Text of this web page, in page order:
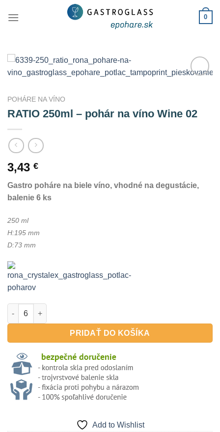
0
POHÁRE NA VÍNO
RATIO 250ml – pohár na víno Wine 02
3,43 €
Gastro poháre na biele víno, vhodné na degustácie,
balenie 6 ks
250 ml
H:195 mm
D:73 mm
množstvo RATIO 250ml - pohár na víno Wine 02
PRIDAŤ DO KOŠÍKA
Add to Wishlist